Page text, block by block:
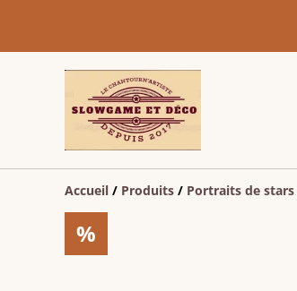
Accueil / Produits / Portraits de stars
%